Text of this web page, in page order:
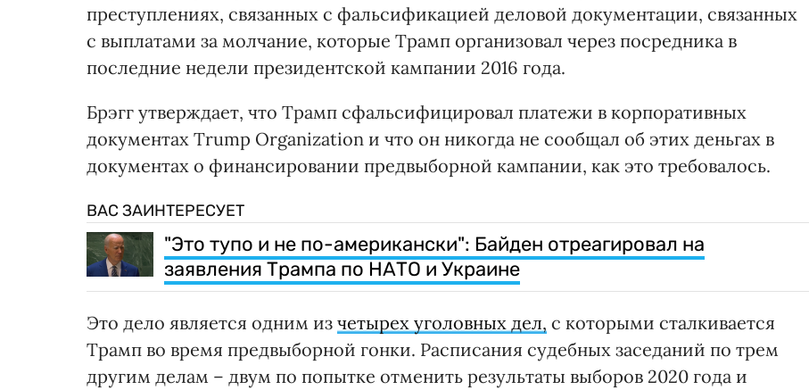
преступлениях, связанных с фальсификацией деловой документации, связанных
с выплатами за молчание, которые Трамп организовал через посредника в
последние недели президентской кампании 2016 года.
Брэгг утверждает, что Трамп сфальсифицировал платежи в корпоративных
документах Trump Organization и что он никогда не сообщал об этих деньгах в
документах о финансировании предвыборной кампании, как это требовалось.
ВАС ЗАИНТЕРЕСУЕТ
"Это тупо и не по-американски": Байден отреагировал на
заявления Трампа по НАТО и Украине
Это дело является одним из четырех уголовных дел, с которыми сталкивается
Трамп во время предвыборной гонки. Расписания судебных заседаний по трем
другим делам – двум по попытке отменить результаты выборов 2020 года и